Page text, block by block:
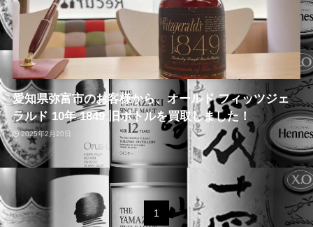
愛知県弥富市のお客様から、オールド フィッツジェ
ラルド 10年 1849 旧ボトルを買取しました！
2025年2月20日
1